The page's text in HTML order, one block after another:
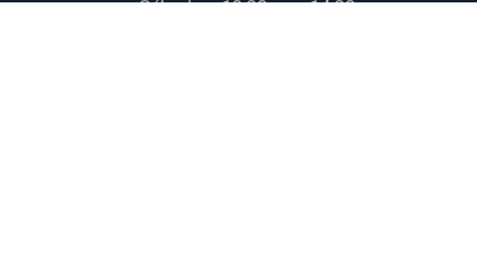
Sábados: 10:00am - 14:00pm